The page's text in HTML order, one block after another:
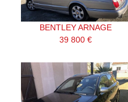
BENTLEY ARNAGE
39 800 €